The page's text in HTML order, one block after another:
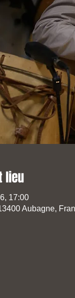
lieu
17:00
Aubagne,